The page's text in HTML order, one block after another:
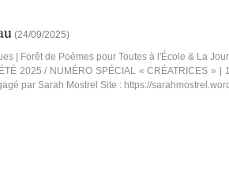
(24/09/2025)
| Forêt de Poèmes pour Toutes à l'École & La
2025 / NUMÉRO SPÉCIAL « CRÉATRICES » |
par Sarah Mostrel Site : https://